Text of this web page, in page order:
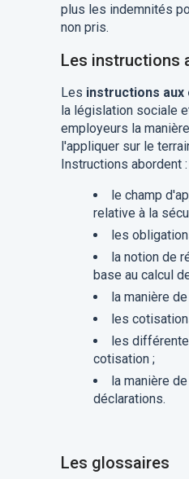
plus les indemnités
non pris.
Les instructions
Les instructions aux
la législation sociale
employeurs la
l'appliquer sur le
Instructions abordent :
le champ
relative à la
les
la notion de
base au calcul
la manière
les
les
cotisation ;
la manière
déclarations.
Les glossaires